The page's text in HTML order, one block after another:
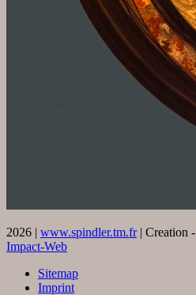
2026 | www.spindler.tm.fr| Creation -
Impact-Web
Sitemap
Imprint